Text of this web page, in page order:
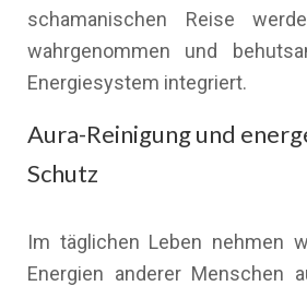
schamanischen Reise
wahrgenommen und
Energiesystem integriert.
Aura-Reinigung und
Schutz
Im täglichen Leben nehmen
Energien anderer Menschen